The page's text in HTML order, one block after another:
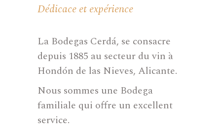
Dédicace et expérience
La Bodegas Cerdá, se consacre
depuis 1885 au secteur du vin à
Hondón de las Nieves, Alicante.
Nous sommes une Bodega
familiale qui offre un excellent
service.